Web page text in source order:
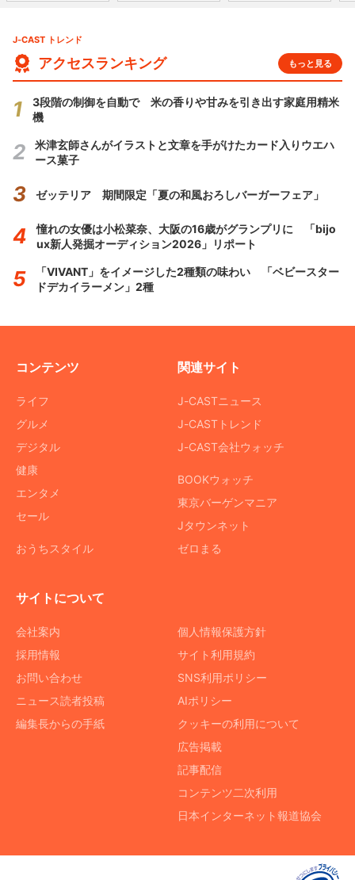
J-CAST トレンド
アクセスランキング もっと見る
3段階の制御を自動で 米の香りや甘みを引き出す家庭用精米
機
米津玄師さんがイラストと文章を手がけたカード入りウエハ
ース菓子
ゼッテリア 期間限定「夏の和風おろしバーガーフェア」
憧れの女優は小松菜奈、大阪の16歳がグランプリに 「bijo
ux新人発掘オーディション2026」リポート
「VIVANT」をイメージした2種類の味わい 「ベビースター
ドデカイラーメン」2種
コンテンツ
ライフ
グルメ
デジタル
健康
エンタメ
セール
おうちスタイル
関連サイト
J-CASTニュース
J-CASTトレンド
J-CAST会社ウォッチ
BOOKウォッチ
東京バーゲンマニア
Jタウンネット
ゼロまる
サイトについて
会社案内
採用情報
お問い合わせ
ニュース読者投稿
編集長からの手紙
個人情報保護方針
サイト利用規約
SNS利用ポリシー
AIポリシー
クッキーの利用について
広告掲載
記事配信
コンテンツ二次利用
日本インターネット報道協会